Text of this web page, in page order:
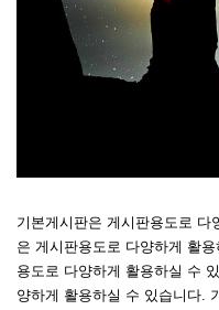
기본게시판은 게시판용도로
은 게시판용도로 다양하게 활
용도로 다양하게 활용하실 수
양하게 활용하실 수 있습니다.